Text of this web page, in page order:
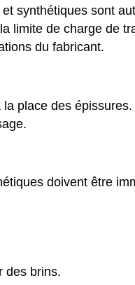
synthétiques sont
limite de charge de
du fabricant.
place des
doivent être
des brins.